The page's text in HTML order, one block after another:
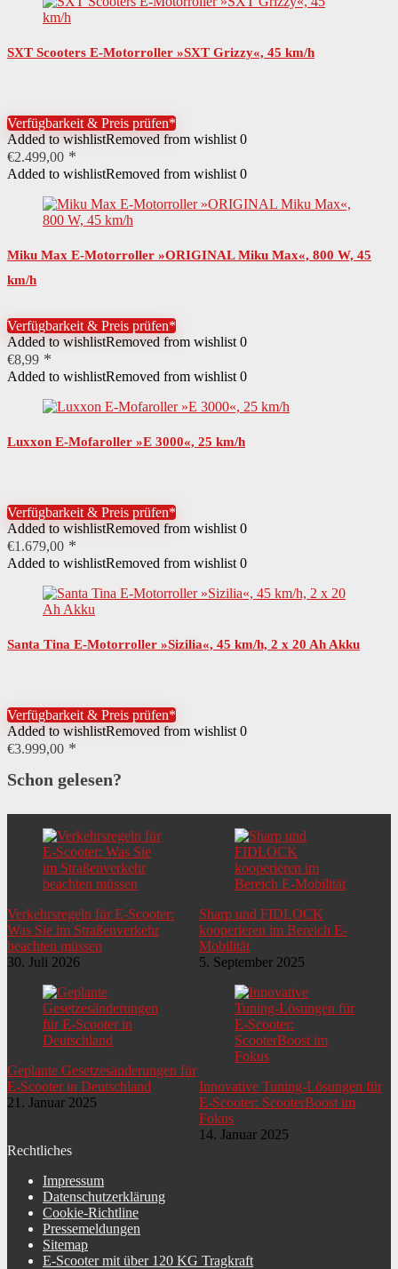
SXT Scooters E-Motorroller »SXT Grizzy«, 45 km/h
Verfügbarkeit & Preis prüfen*
Added to wishlistRemoved from wishlist 0
€2.499,00
Added to wishlistRemoved from wishlist 0
Miku Max E-Motorroller »ORIGINAL Miku Max«, 800 W, 45
km/h
Verfügbarkeit & Preis prüfen*
Added to wishlistRemoved from wishlist 0
€8,99
Added to wishlistRemoved from wishlist 0
Luxxon E-Mofaroller »E 3000«, 25 km/h
Verfügbarkeit & Preis prüfen*
Added to wishlistRemoved from wishlist 0
€1.679,00
Added to wishlistRemoved from wishlist 0
Santa Tina E-Motorroller »Sizilia«, 45 km/h, 2 x 20 Ah Akku
Verfügbarkeit & Preis prüfen*
Added to wishlistRemoved from wishlist 0
€3.999,00
Schon gelesen?
Verkehrsregeln für E-Scooter:
Was Sie im Straßenverkehr
beachten müssen
30. Juli 2026
Sharp und FIDLOCK
kooperieren im Bereich E-
Mobilität
5. September 2025
Geplante Gesetzesänderungen für
E-Scooter in Deutschland
21. Januar 2025
Innovative Tuning-Lösungen für
E-Scooter: ScooterBoost im
Fokus
14. Januar 2025
Rechtliches
Impressum
Datenschutzerklärung
Cookie-Richtline
Pressemeldungen
Sitemap
E-Scooter mit über 120 KG Tragkraft